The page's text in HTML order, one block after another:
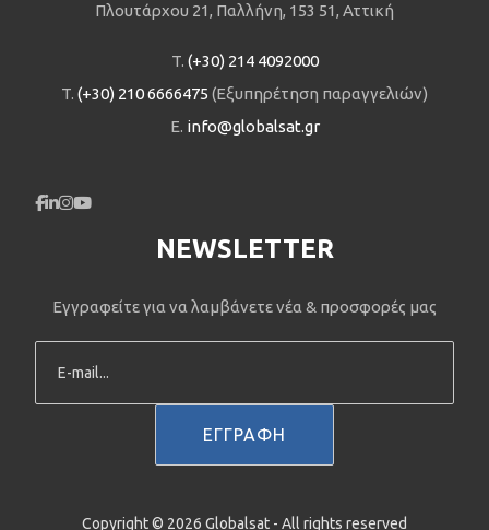
Πλουτάρχου 21, Παλλήνη, 153 51, Αττική
T. (+30) 214 4092000
T. (+30) 210 6666475 (Εξυπηρέτηση παραγγελιών)
E. info@globalsat.gr
NEWSLETTER
Εγγραφείτε για να λαμβάνετε νέα & προσφορές μας
Copyright © 2026 Globalsat - All rights reserved